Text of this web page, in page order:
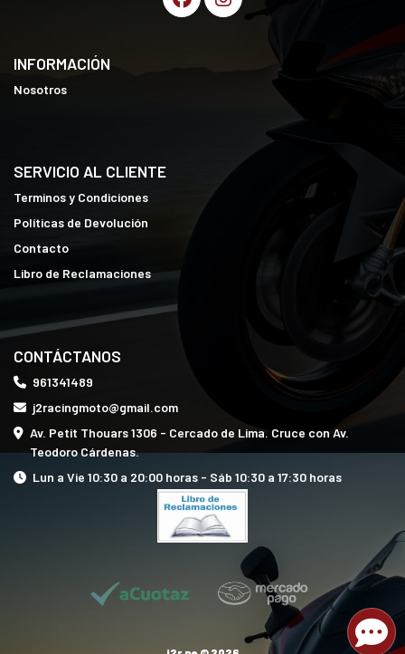
INFORMACIÓN
Nosotros
SERVICIO AL CLIENTE
Terminos y Condiciones
Políticas de Devolución
Contacto
Libro de Reclamaciones
CONTÁCTANOS
961341489
j2racingmoto@gmail.com
Av. Petit Thouars 1306 - Cercado de Lima. Cruce con Av.
Teodoro Cárdenas.
Lun a Vie 10:30 a 20:00 horas - Sáb 10:30 a 17:30 horas